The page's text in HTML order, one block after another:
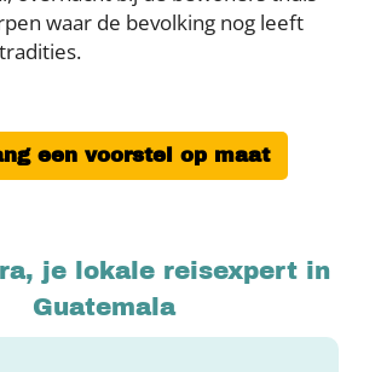
waar de bevolking nog leeft
een voorstel op maat
je lokale reisexpert in
Guatemala